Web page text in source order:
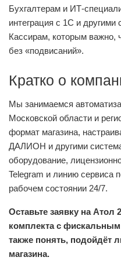
Бухгалтерам и ИТ-
интеграция с 1С и другими
Кассирам, которым важно,
без «подвисаний».
Кратко о
Мы занимаемся
Московской области и
формат магазина,
ДАЛИОН и другими
оборудование,
Telegram и линию сервиса
рабочем состоянии 24/7.
Оставьте заявку на Атол
комплекта с
также понять, подойдёт
магазина.